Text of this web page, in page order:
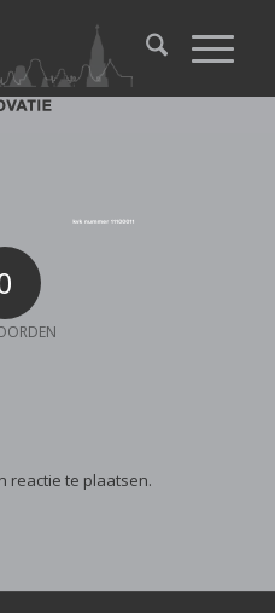
reactie te plaatsen.